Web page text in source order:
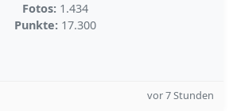
Fotos: 1.434
Punkte: 17.300
vor 7 Stunden